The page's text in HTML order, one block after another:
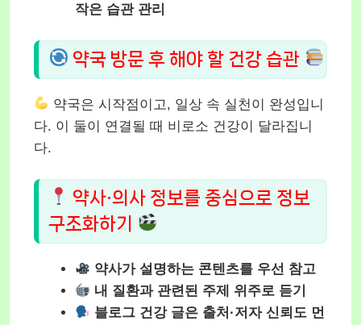
작은 습관 관리
약국 방문 후 해야 할 건강 습관
약국은 시작점이고, 일상 속 실천이 완성입니
다. 이 둘이 연결될 때 비로소 건강이 달라집니
다.
약사·의사 정보를 중심으로 정보
구조화하기
약사가 설명하는 콘텐츠를 우선 참고
내 질환과 관련된 주제 위주로 듣기
블로그 건강 글은 출처·저자 신뢰도 먼